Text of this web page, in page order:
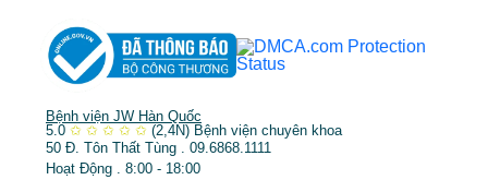
Bệnh viện JW Hàn Quốc
5.0 ✩ ✩ ✩ ✩ ✩ (2,4N) Bệnh viện chuyên khoa
50 Đ. Tôn Thất Tùng . 09.6868.1111
Hoạt Động . 8:00 - 18:00